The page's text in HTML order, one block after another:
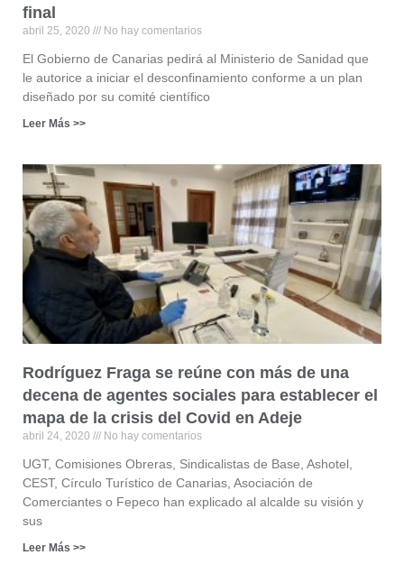
final
abril 25, 2020 No hay comentarios
El Gobierno de Canarias pedirá al Ministerio de Sanidad que
le autorice a iniciar el desconfinamiento conforme a un plan
diseñado por su comité científico
Leer Más >>
Rodríguez Fraga se reúne con más de una
decena de agentes sociales para establecer el
mapa de la crisis del Covid en Adeje
abril 24, 2020 No hay comentarios
UGT, Comisiones Obreras, Sindicalistas de Base, Ashotel,
CEST, Círculo Turístico de Canarias, Asociación de
Comerciantes o Fepeco han explicado al alcalde su visión y
sus
Leer Más >>